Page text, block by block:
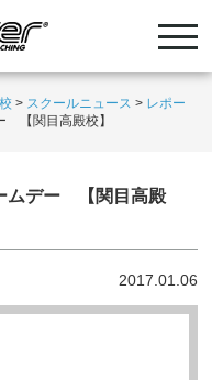
> スクールニュース > レポー
【関目高殿校】
ムデー 【関目高殿
2017.01.06